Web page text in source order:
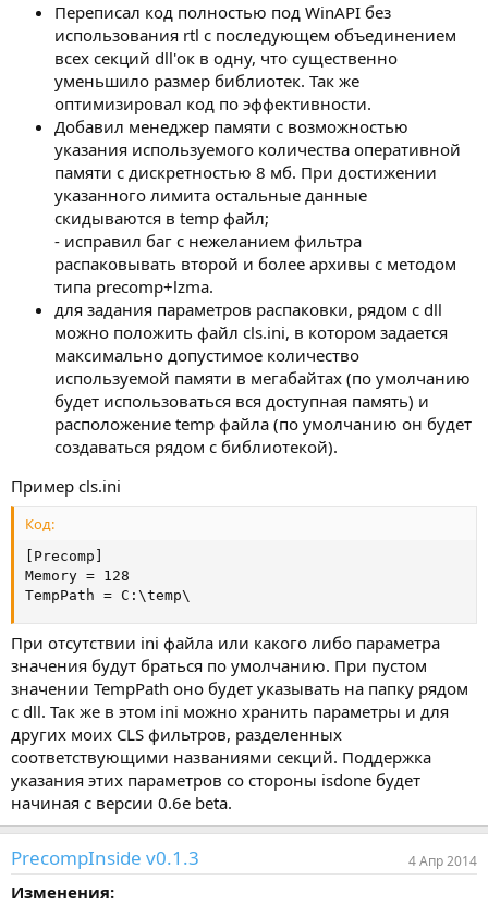
Переписал код полностью под WinAPI без
использования rtl с последующем объединением
всех секций dll'ок в одну, что существенно
уменьшило размер библиотек. Так же
оптимизировал код по эффективности.
Добавил менеджер памяти с возможностью
указания используемого количества оперативной
памяти с дискретностью 8 мб. При достижении
указанного лимита остальные данные
скидываются в temp файл;
- исправил баг с нежеланием фильтра
распаковывать второй и более архивы с методом
типа precomp+lzma.
для задания параметров распаковки, рядом с dll
можно положить файл cls.ini, в котором задается
максимально допустимое количество
используемой памяти в мегабайтах (по умолчанию
будет использоваться вся доступная память) и
расположение temp файла (по умолчанию он будет
создаваться рядом с библиотекой).
Пример cls.ini
Код:
[Precomp]
Memory = 128
TempPath = C:\temp\
При отсутствии ini файла или какого либо параметра
значения будут браться по умолчанию. При пустом
значении TempPath оно будет указывать на папку рядом
с dll. Так же в этом ini можно хранить параметры и для
других моих CLS фильтров, разделенных
соответствующими названиями секций. Поддержка
указания этих параметров со стороны isdone будет
начиная с версии 0.6e beta.
PrecompInside v0.1.3 4 Апр 2014
Изменения: